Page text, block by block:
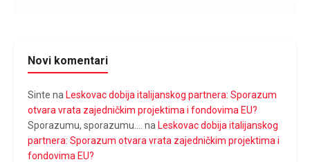
Novi komentari
Sinte na Leskovac dobija italijanskog partnera: Sporazum
otvara vrata zajedničkim projektima i fondovima EU?
Sporazumu, sporazumu....
na Leskovac dobija italijanskog
partnera: Sporazum otvara vrata zajedničkim projektima i
fondovima EU?